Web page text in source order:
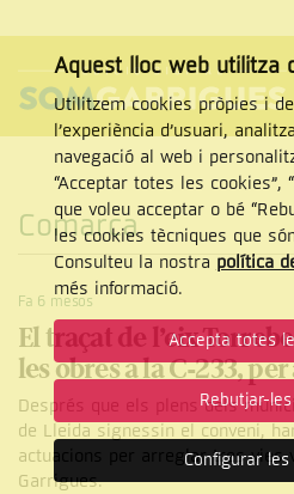
NAVEGACIÓ
Cercar
Comarca
Fa 6 mesos
El traçat de l’eix
les obres a la C-233,
Després que els plens dels
de Lleida signessin el conveni,
actuacions per arreglar tres vies
Garrigues.
Aquest lloc web utilitza
Utilitzem cookies pròpies i
l’experiència d’usuari,
navegació al web i
“Acceptar totes les cookies”,
que voleu acceptar o bé
les cookies tècniques que
Consulteu la nostra política
més informació.
Accepta totes
Rebutjar-
Configurar